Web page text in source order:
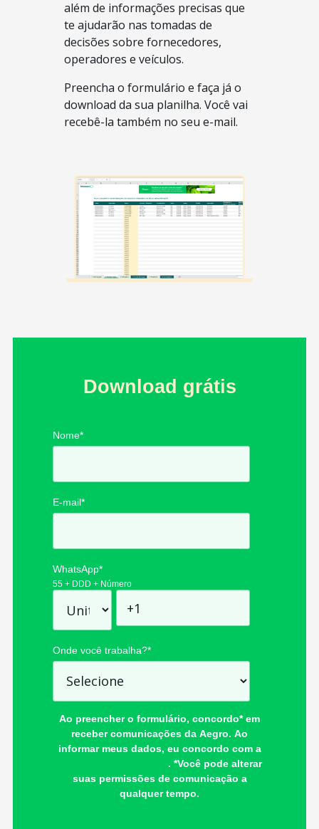
além de informações precisas que
te ajudarão nas tomadas de
decisões sobre fornecedores,
operadores e veículos.
Preencha o formulário e faça já o
download da sua planilha. Você vai
recebê-la também no seu e-mail.
Download grátis
Nome*
E-mail*
WhatsApp*
55 + DDD + Número
Onde você trabalha?*
Ao preencher o formulário, concordo* em
receber comunicações da Aegro. Ao
informar meus dados, eu concordo com a
. *Você pode alterar
suas permissões de comunicação a
qualquer tempo.